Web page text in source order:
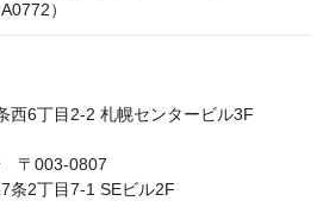
）
6丁目2-2 札幌センタービル3F
〒003-0807
条2丁目7-1 SEビル2F